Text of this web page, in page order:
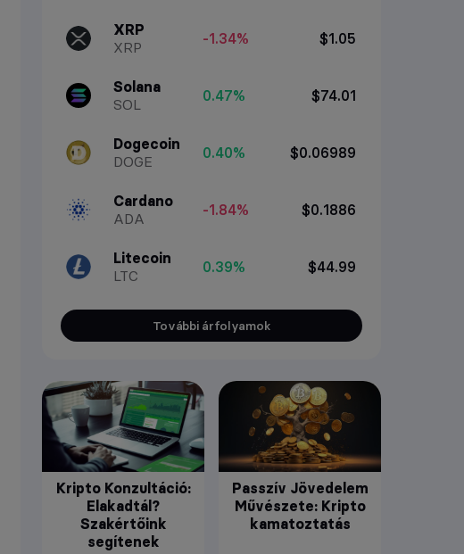
XRP
XRP
-1.34% $1.05
Solana
SOL
0.47% $74.01
Dogecoin
DOGE
0.40% $0.06989
Cardano
ADA
-1.84% $0.1886
Litecoin
LTC
0.39% $44.99
További árfolyamok
Kripto Konzultáció:
Elakadtál?
Szakértőink
segítenek
Passzív Jövedelem
Művészete: Kripto
kamatoztatás